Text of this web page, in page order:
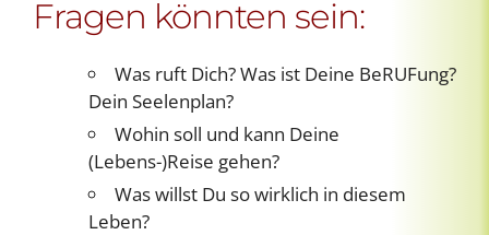
Fragen könnten sein:
Was ruft Dich? Was ist Deine BeRUFung?
Dein Seelenplan?
Wohin soll und kann Deine
(Lebens-)Reise gehen?
Was willst Du so wirklich in diesem
Leben?